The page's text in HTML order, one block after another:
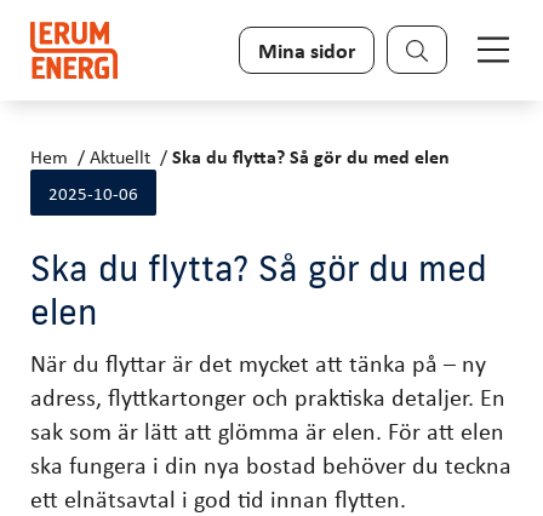
Sök
Mina sidor
Hem Aktuellt Ska du flytta? Så gör du med elen
2025-10-06
Ska du flytta? Så gör du med
elen
När du flyttar är det mycket att tänka på – ny
adress, flyttkartonger och praktiska detaljer. En
sak som är lätt att glömma är elen. För att elen
ska fungera i din nya bostad behöver du teckna
ett elnätsavtal i god tid innan flytten.